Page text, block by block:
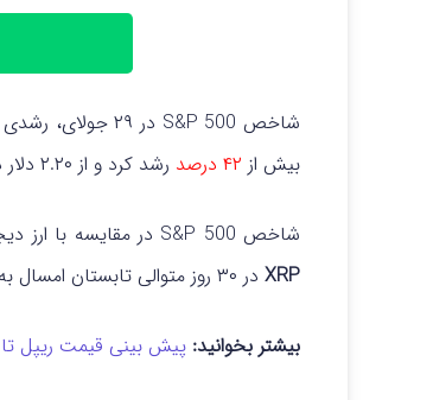
شاخص S&P 500 در ۲۹ جولای، رشدی ۲.۶۷ درصدی داشت. در مقابل،
بیش از ۴۲ درصد رشد کرد و از ۲.۲۰ دلار در ۳۰ ژوئن به
شاخص S&P 500 در مقایسه با ارز دیجیتال ریپل، معمولا چهار سال طول می‌ کشد تا چنین سودهایی که
XRP در ۳۰ روز متوالی تابستان امسال به دست آورد را کسب کند.
بیشتر بخوانید: پیش بینی قیمت ریپل تا